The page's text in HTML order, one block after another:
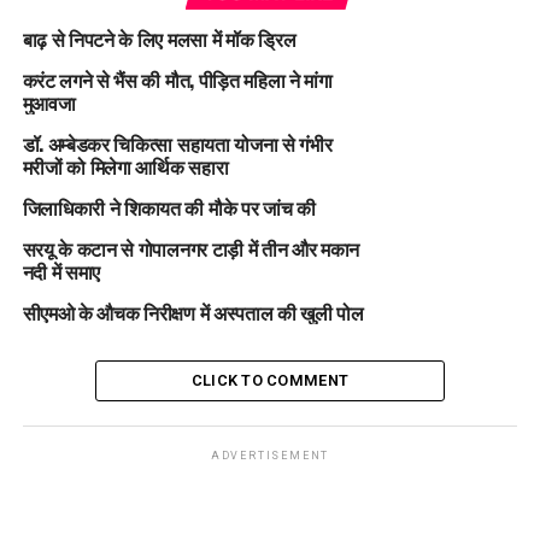
बाढ़ से निपटने के लिए मलसा में मॉक ड्रिल
करंट लगने से भैंस की मौत, पीड़ित महिला ने मांगा
मुआवजा
डॉ. अम्बेडकर चिकित्सा सहायता योजना से गंभीर
मरीजों को मिलेगा आर्थिक सहारा
जिलाधिकारी ने शिकायत की मौके पर जांच की
सरयू के कटान से गोपालनगर टाड़ी में तीन और मकान
नदी में समाए
सीएमओ के औचक निरीक्षण में अस्पताल की खुली पोल
CLICK TO COMMENT
ADVERTISEMENT